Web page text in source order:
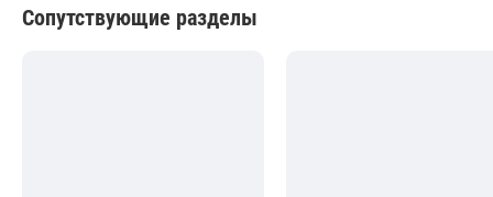
Сопутствующие разделы